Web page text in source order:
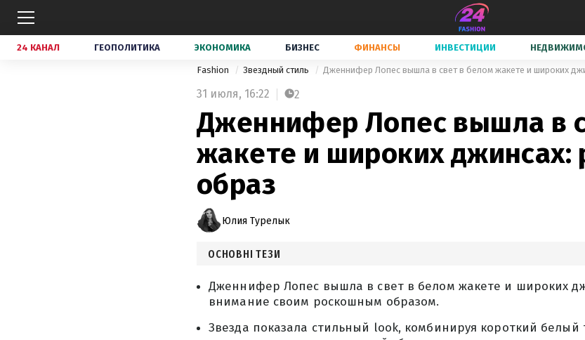
24 КАНАЛ ГЕОПОЛИТИКА ЭКОНОМИКА БИЗНЕС ФИНАНСЫ ИНВЕСТИЦИИ
Fashion Звездный стиль Дженнифер Лопес вышла в свет в белом жакете и широких
31 июля, 16:22 2
Дженнифер Лопес вышла в
жакете и широких
образ
Юлия Турелык
ОСНОВНІ ТЕЗИ
Дженнифер Лопес вышла в свет в белом жакете и широких
внимание своим роскошным образом.
Звезда показала стильный look, комбинируя короткий